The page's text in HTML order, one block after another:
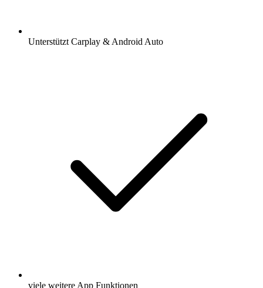
Unterstützt Carplay & Android Auto
viele weitere App Funktionen